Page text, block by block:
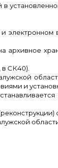
электронном
архивное
, в СК40).
и